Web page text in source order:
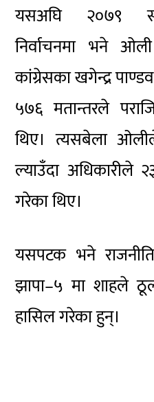
यसअघि २०७९
निर्वाचनमा भने
कांग्रेसका खगेन्द्र
५७६ मतान्तरले
थिए। त्यसबेला
ल्याउँदा अधिकारीले
गरेका थिए।
यसपटक भने
झापा–५ मा शाहले
हासिल गरेका हुन्।